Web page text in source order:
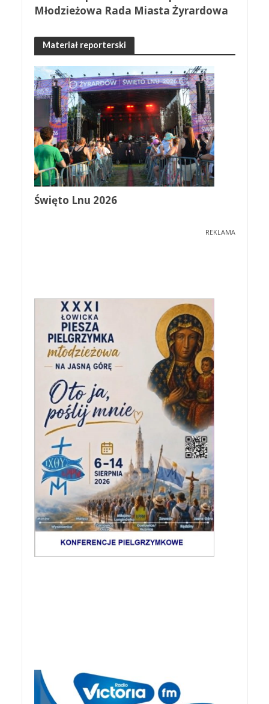
Młodzieżowa Rada Miasta Żyrardowa
Materiał reporterski
Święto Lnu 2026
REKLAMA